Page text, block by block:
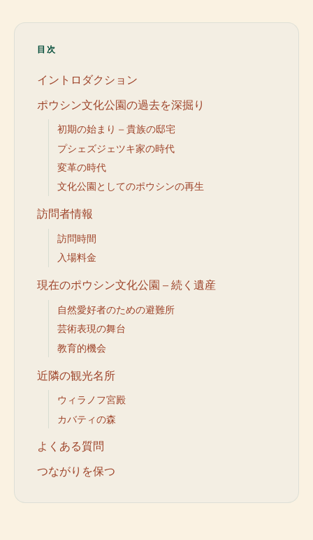
目次
イントロダクション
ポウシン文化公園の過去を深掘り
初期の始まり – 貴族の邸宅
プシェズジェツキ家の時代
変革の時代
文化公園としてのポウシンの再生
訪問者情報
訪問時間
入場料金
現在のポウシン文化公園 – 続く遺産
自然愛好者のための避難所
芸術表現の舞台
教育的機会
近隣の観光名所
ウィラノフ宮殿
カバティの森
よくある質問
つながりを保つ